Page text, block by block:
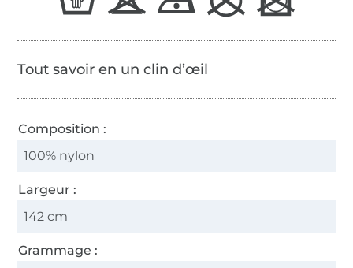
Tout savoir en un clin d’œil
Composition :
100% nylon
Largeur :
142 cm
Grammage :